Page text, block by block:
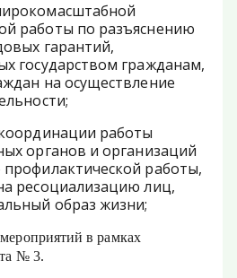
работы по разъяснению
гарантий,
государством гражданам,
на осуществление
работы
органов и организаций
работы,
ресоциализацию лиц,
образ жизни;
в рамках
№ 3.